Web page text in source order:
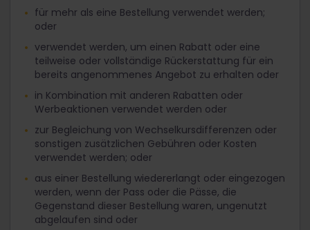
für mehr als eine Bestellung verwendet werden;
oder
verwendet werden, um einen Rabatt oder eine
teilweise oder vollständige Rückerstattung für ein
bereits angenommenes Angebot zu erhalten oder
in Kombination mit anderen Rabatten oder
Werbeaktionen verwendet werden oder
zur Begleichung von Wechselkursdifferenzen oder
sonstigen zusätzlichen Gebühren oder Kosten
verwendet werden; oder
aus einer Bestellung wiedererlangt oder eingezogen
werden, wenn der Pass oder die Pässe, die
Gegenstand dieser Bestellung waren, ungenutzt
abgelaufen sind oder